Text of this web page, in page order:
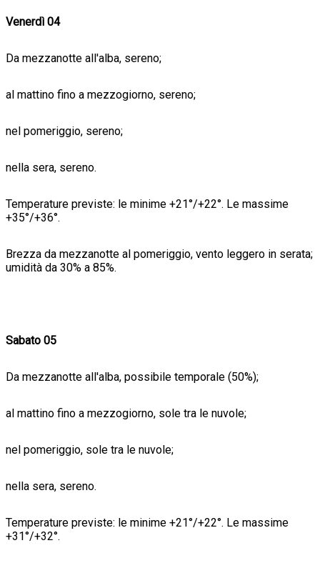
Venerdì 04
Da mezzanotte all'alba, sereno;
al mattino fino a mezzogiorno, sereno;
nel pomeriggio, sereno;
nella sera, sereno.
Temperature previste: le minime +21°/+22°. Le massime
+35°/+36°.
Brezza da mezzanotte al pomeriggio, vento leggero in serata;
umidità da 30% a 85%.
Sabato 05
Da mezzanotte all'alba, possibile temporale (50%);
al mattino fino a mezzogiorno, sole tra le nuvole;
nel pomeriggio, sole tra le nuvole;
nella sera, sereno.
Temperature previste: le minime +21°/+22°. Le massime
+31°/+32°.